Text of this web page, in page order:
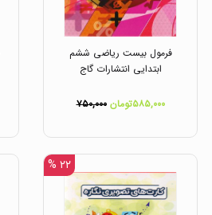
فرمول بیست ریاضی ششم
ابتدایی انتشارات گاج
۵۸۵,۰۰۰تومان ۷۵۰,۰۰۰
۲۲ %